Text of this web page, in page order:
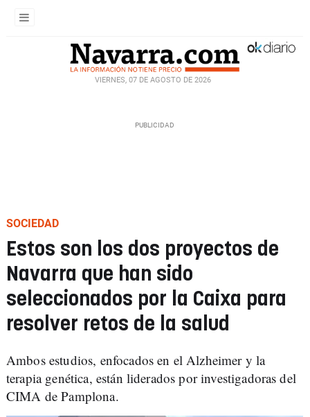
VIERNES, 07 DE AGOSTO DE 2026
SOCIEDAD
Estos son los dos proyectos de
Navarra que han sido
seleccionados por la Caixa para
resolver retos de la salud
Ambos estudios, enfocados en el Alzheimer y la
terapia genética, están liderados por investigadoras del
CIMA de Pamplona.